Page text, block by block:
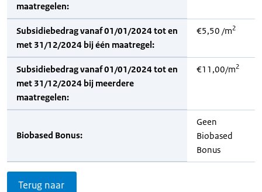
maatregelen:
Subsidiebedrag vanaf 01/01/2024 tot en
met 31/12/2024 bij één maatregel:
€5,50 /m2
Subsidiebedrag vanaf 01/01/2024 tot en
met 31/12/2024 bij meerdere
maatregelen:
€11,00/m2
Biobased Bonus:
Geen
Biobased
Bonus
Terug naar